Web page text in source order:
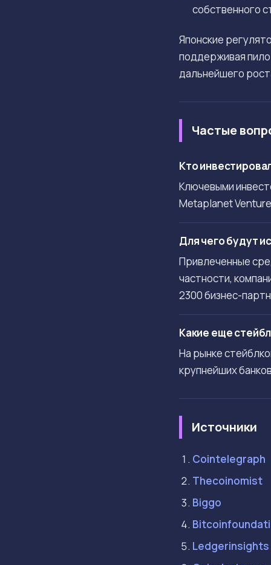
собственного
Японские
поддерживая
дальнейшего
Частые
Кто
Ключевыми
Metaplanet
Для чего будут
Привлеченные
частности,
2300 бизнес-
Какие еще
На рынке
крупнейших
Источники
Cointelegraph
Thecoinomist
Biggo
Ledgerinsights